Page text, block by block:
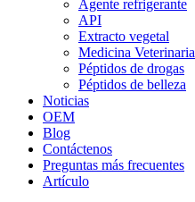
Agente refrigerante
API
Extracto vegetal
Medicina Veterinaria
Péptidos de drogas
Péptidos de belleza
Noticias
OEM
Blog
Contáctenos
Preguntas más frecuentes
Artículo